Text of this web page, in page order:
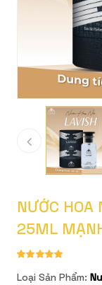
NƯỚC HOA
25ML
Loại Sản Phẩm: